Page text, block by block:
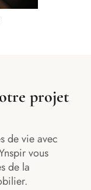
projet
de vie avec
vous
de la